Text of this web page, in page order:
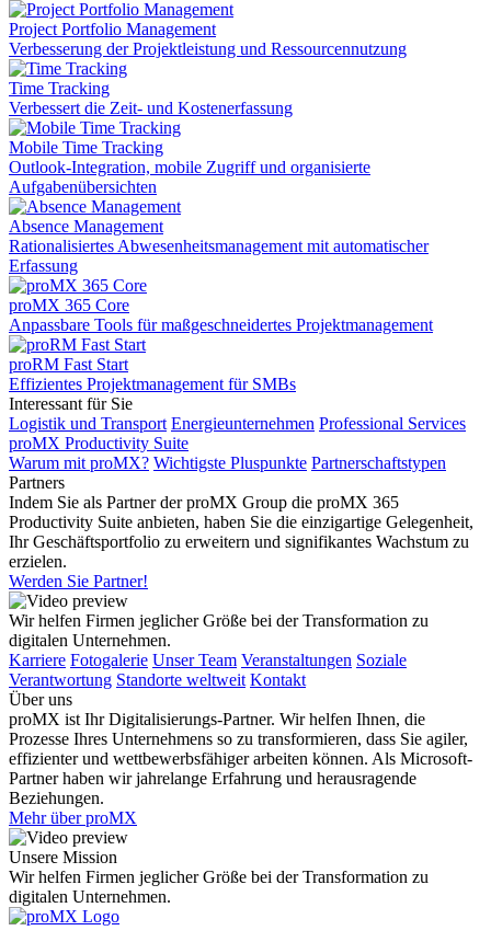
Project Portfolio Management
Verbesserung der Projektleistung und Ressourcennutzung
Time Tracking
Verbessert die Zeit- und Kostenerfassung
Mobile Time Tracking
Outlook-Integration, mobile Zugriff und organisierte
Aufgabenübersichten
Absence Management
Rationalisiertes Abwesenheitsmanagement mit automatischer
Erfassung
proMX 365 Core
Anpassbare Tools für maßgeschneidertes Projektmanagement
proRM Fast Start
Effizientes Projektmanagement für SMBs
Interessant für Sie
Logistik und Transport Energieunternehmen Professional Services
proMX Productivity Suite
Warum mit proMX? Wichtigste Pluspunkte Partnerschaftstypen
Partners
Indem Sie als Partner der proMX Group die proMX 365
Productivity Suite anbieten, haben Sie die einzigartige Gelegenheit,
Ihr Geschäftsportfolio zu erweitern und signifikantes Wachstum zu
erzielen.
Werden Sie Partner!
Wir helfen Firmen jeglicher Größe bei der Transformation zu
digitalen Unternehmen.
Karriere Fotogalerie Unser Team Veranstaltungen Soziale
Verantwortung Standorte weltweit Kontakt
Über uns
proMX ist Ihr Digitalisierungs-Partner. Wir helfen Ihnen, die
Prozesse Ihres Unternehmens so zu transformieren, dass Sie agiler,
effizienter und wettbewerbsfähiger arbeiten können. Als Microsoft-
Partner haben wir jahrelange Erfahrung und herausragende
Beziehungen.
Mehr über proMX
Unsere Mission
Wir helfen Firmen jeglicher Größe bei der Transformation zu
digitalen Unternehmen.